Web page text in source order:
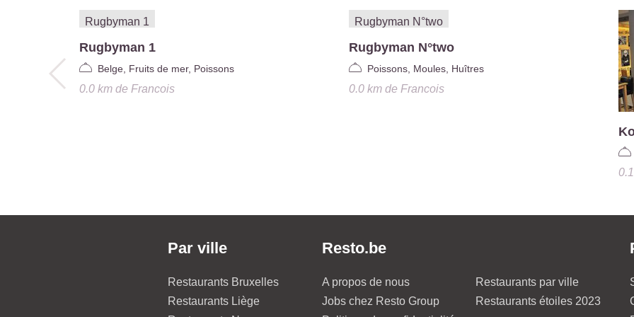
Rugbyman 1
Belge, Fruits de mer, Poissons
0.0 kmde Francois
Rugbyman N°two
Poissons, Moules, Huîtres
0.0 kmde Francois
Par ville
Restaurants Bruxelles
Restaurants Liège
Resto.be
A propos de nous
Jobs chez Resto Group
Restaurants par ville
Restaurants étoiles 2023